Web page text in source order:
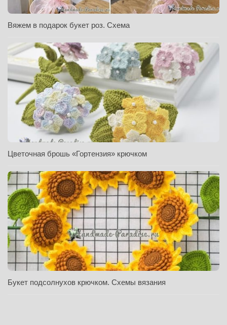
Вяжем в подарок букет роз. Схема
Цветочная брошь «Гортензия» крючком
Букет подсолнухов крючком. Схемы вязания